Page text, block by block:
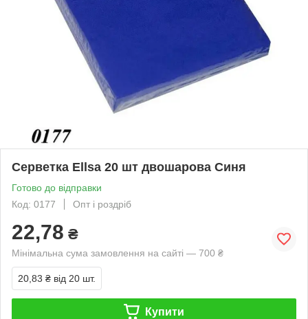
Серветка Ellsa 20 шт двошарова Синя
Готово до відправки
Код: 0177
Опт і роздріб
22,78 ₴
Мінімальна сума замовлення на сайті — 700 ₴
20,83 ₴ від 20 шт.
Купити